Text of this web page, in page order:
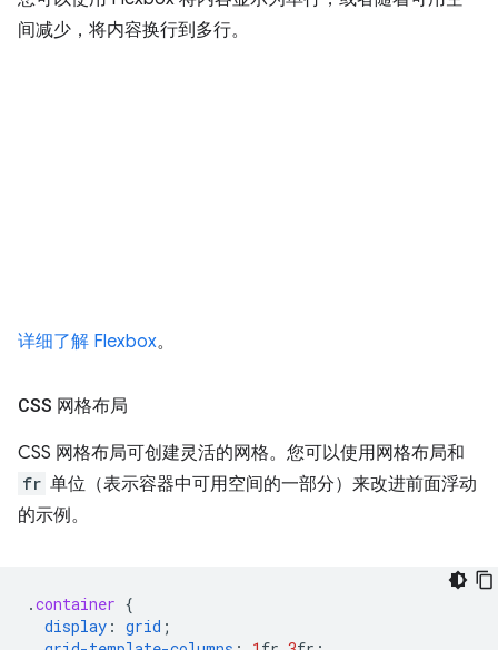
间减少，将内容换行到多行。
详细了解 Flexbox。
CSS 网格布局
CSS 网格布局可创建灵活的网格。您可以使用网格布局和
fr 单位（表示容器中可用空间的一部分）来改进前面浮动
的示例。
.container {
display : grid ;